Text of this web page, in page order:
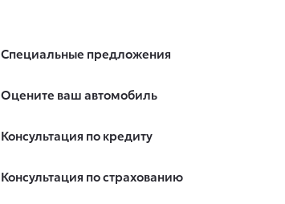
Специальные предложения
Оцените ваш автомобиль
Консультация по кредиту
Консультация по страхованию